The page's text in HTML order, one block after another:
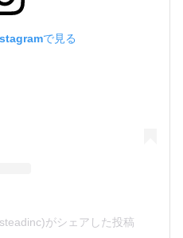
で見る
がシェアした投稿